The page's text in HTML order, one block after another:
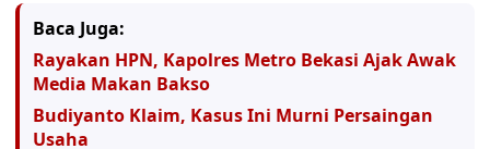
Baca Juga:
Rayakan HPN, Kapolres Metro Bekasi Ajak Awak
Media Makan Bakso
Budiyanto Klaim, Kasus Ini Murni Persaingan
Usaha